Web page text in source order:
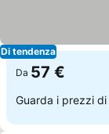
Di tendenza
Da 57 €
Guarda i prezzi di